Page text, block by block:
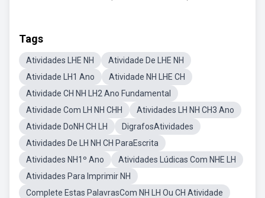
Tags
Atividades LHE NH
Atividade De LHE NH
Atividade LH1 Ano
Atividade NH LHE CH
Atividade CH NH LH2 Ano Fundamental
Atividade Com LH NH CHH
Atividades LH NH CH3 Ano
Atividade DoNH CH LH
DigrafosAtividades
Atividades De LH NH CH ParaEscrita
Atividades NH1º Ano
Atividades Lúdicas Com NHE LH
Atividades Para Imprimir NH
Complete Estas PalavrasCom NH LH Ou CH Atividade